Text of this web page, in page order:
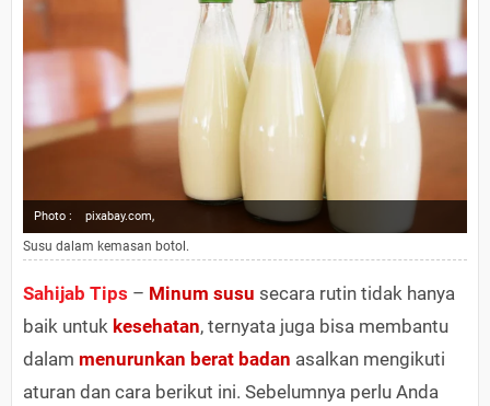
Photo : pixabay.com,
Susu dalam kemasan botol.
Sahijab Tips – Minum susu secara rutin tidak hanya
baik untuk kesehatan, ternyata juga bisa membantu
dalam menurunkan berat badan asalkan mengikuti
aturan dan cara berikut ini. Sebelumnya perlu Anda